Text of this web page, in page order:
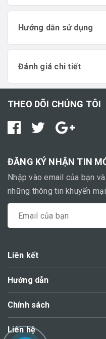
Hướng dẫn sử dụng
Đánh giá chi tiết
THEO DÕI CHÚNG TÔI
ĐĂNG KÝ NHẬN TIN
Nhập vào email của bạn
những thông tin khuyến
Liên kết
Hướng dẫn
Chính sách
Liên hệ